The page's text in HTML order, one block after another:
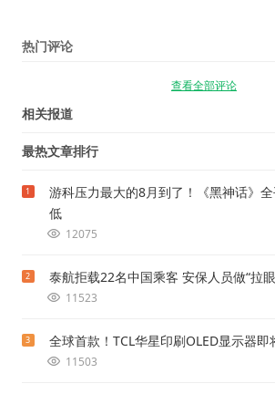
热门评论
查看全部评论
相关报道
最热文章排行
1
游科压力最大的8月到了！《黑神话》
低
12075
2 泰航拒载22名中国乘客 安保人员做“拉
11523
3 全球首款！TCL华星印刷OLED显示器
11503